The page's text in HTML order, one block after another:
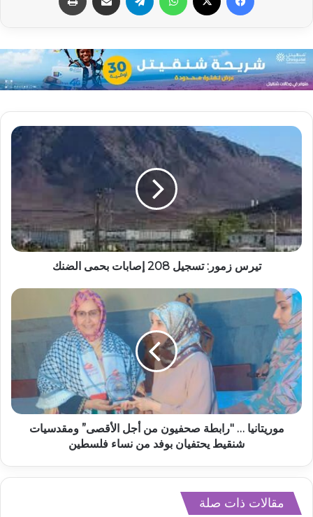
تيرس زمور: تسجيل 208 إصابات بحمى الضنك
موريتانيا … "رابطة صحفيون من أجل الأقصى” ومقدسيات
شنقيط يحتفيان بوفد من نساء فلسطين
مقالات ذات صلة